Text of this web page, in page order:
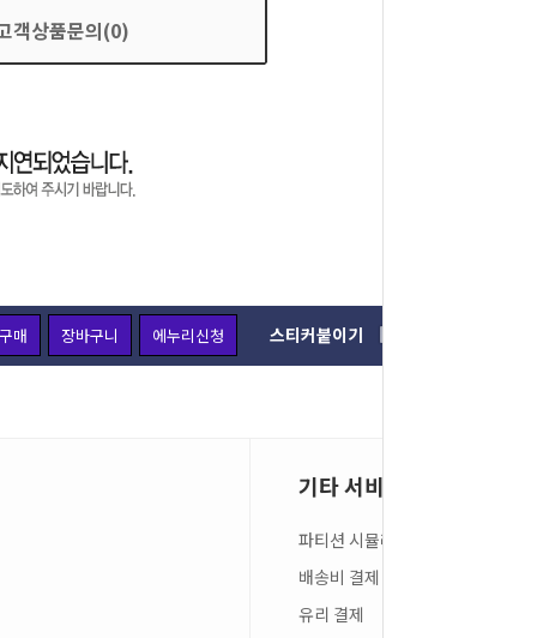
객상품문의(0)
매 장바구니 에누리신청 스티커붙이기
기타 서비스
파티션 시뮬레이션
배송비 결제
유리 결제